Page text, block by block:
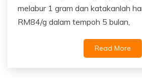
melabur 1 gram dan katakanlah
RM84/g dalam tempoh 5 bulan,
Read More